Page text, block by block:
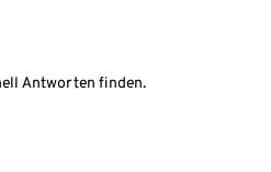
Antworten finden.